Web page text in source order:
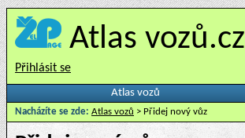
Atlas vozů.cz
Přihlásit se
Atlas vozů
Nacházíte se zde: Atlas vozů > Přidej nový vůz